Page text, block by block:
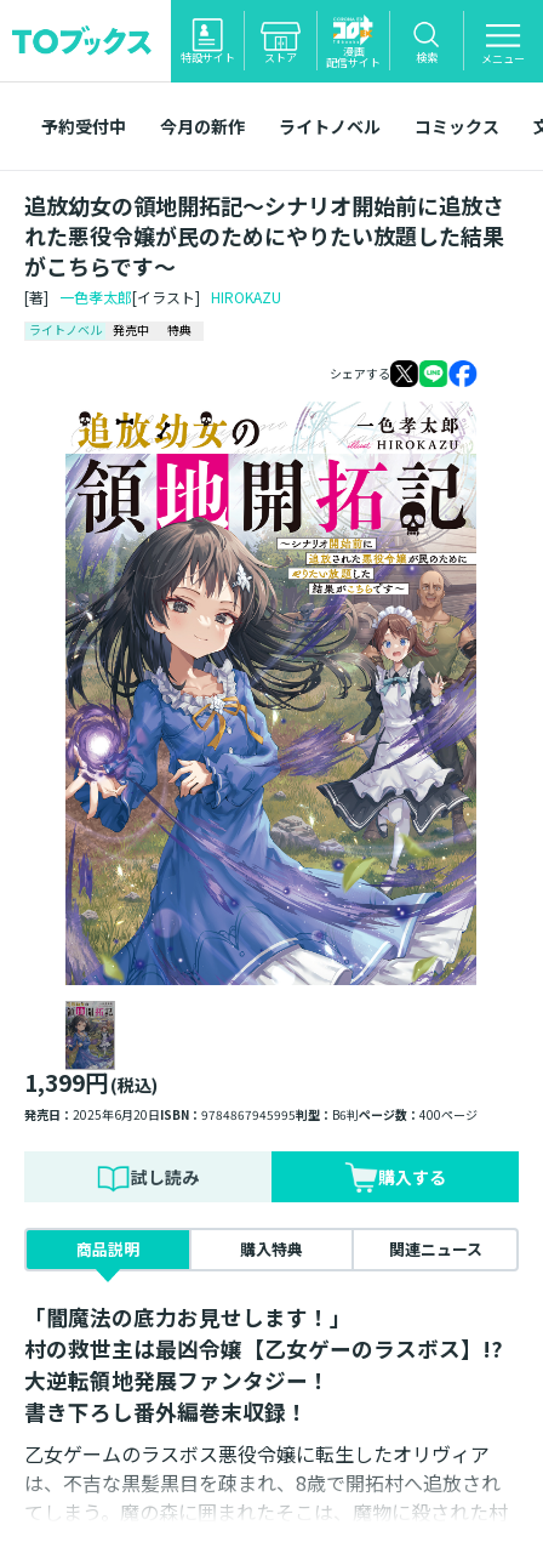
特設サイト ストア 漫画
配信サイト 検索 メニュー
予約受付中 今月の新作 ライトノベル コミックス
追放幼女の領地開拓記～シナリオ開始前に追放さ
れた悪役令嬢が民のためにやりたい放題した結果
がこちらです～
[著] 一色孝太郎[イラスト] HIROKAZU
ライトノベル 発売中 特典
シェアする
1,399円(税込)
発売日： 2025年6月20日ISBN： 9784867945995判型： B6判ページ数： 400ページ
試し読み 購入する
商品説明 購入特典 関連ニュース
「闇魔法の底力お見せします！」
村の救世主は最凶令嬢【乙女ゲーのラスボス】!?
大逆転領地発展ファンタジー！
書き下ろし番外編巻末収録！
乙女ゲームのラスボス悪役令嬢に転生したオリヴィア
は、不吉な黒髪黒目を疎まれ、8歳で開拓村へ追放され
てしまう。魔の森に囲まれたそこは、魔物に殺された村